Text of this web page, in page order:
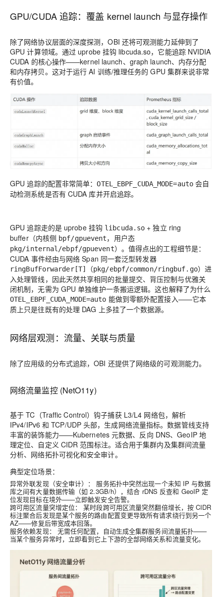
GPU/CUDA 追踪：覆盖 kernel launch 与显存操作
除了网络协议层面的深度探测，OBI 还将可观测能力延伸到了
GPU 计算领域。通过 uprobe 挂钩 libcuda.so，它能追踪 NVIDIA
CUDA 的核心操作——kernel launch、graph launch、内存分配
和内存拷贝。这对于运行 AI 训练/推理任务的 GPU 集群来说非常
有价值。
GPU 追踪的配置非常简单：OTEL_EBPF_CUDA_MODE=auto会自
动检测系统是否有 CUDA 库并开启追踪。
GPU 追踪走的是 uprobe 挂钩 libcuda.so + 独立 ring
buffer（内核侧 bpf/gpuevent，用户态
pkg/internal/ebpf/gpuevent）。值得点出的工程细节是：
CUDA 事件经由与网络 Span 同一套泛型转发器
ringBufForwarder[T] （pkg/ebpf/common/ringbuf.go）进
入处理管线，因此天然共享相同的批量提交、背压控制与优雅关
闭机制，无需为 GPU 单独维护一条搬运逻辑。这也解释了为什么
OTEL_EBPF_CUDA_MODE=auto 能做到零额外配置接入——它本
质上只是往既有的处理 DAG 上多挂了一个数据源。
网络层观测：流量、关联与质量
除了应用级的分布式追踪，OBI 还提供了网络级的可观测能力。
网络流量监控 (NetO11y)
基于 TC（Traffic Control）钩子捕获 L3/L4 网络包，解析
IPv4/IPv6 和 TCP/UDP 头部，生成网络流量指标。数据管线支持
丰富的装饰能力——Kubernetes 元数据、反向 DNS、GeoIP 地
理定位、自定义 CIDR 范围标注。适合用于集群内及集群间流量
分析、网络拓扑可视化和安全审计。
典型定位场景：
异常外联发现（安全审计）：
服务拓扑中突然出现一个未知 IP 与数据
库之间有大量数据传输（如 2.3GB/h），结合 rDNS 反查和 GeoIP 定
位发现目标在境外——立即触发安全告警。
跨可用区流量突增定位：
某时段跨可用区流量突然翻倍增长，按 CIDR
标注聚合后发现是某个服务的路由配置变更导致所有请求绕行到另一个
AZ——修复后带宽成本回落。
服务依赖发现：
无需任何配置，自动生成全集群服务间流量拓扑——
当某个服务异常时，立即看到它上下游的全部网络关系和流量变化。